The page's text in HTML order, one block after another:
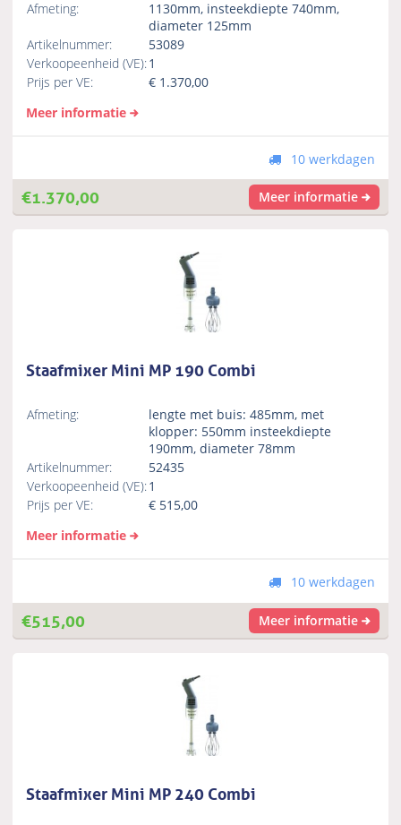
Afmeting:
1130mm, insteekdiepte 740mm,
diameter 125mm
Artikelnummer:
53089
Verkoopeenheid (VE):1
Prijs per VE:
€ 1.370,00
Meer informatie
10 werkdagen
€1.370,00 Meer informatie
Staafmixer Mini MP 190 Combi
Afmeting:
lengte met buis: 485mm, met
klopper: 550mm insteekdiepte
190mm, diameter 78mm
Artikelnummer:
52435
Verkoopeenheid (VE):1
Prijs per VE:
€ 515,00
Meer informatie
10 werkdagen
€515,00 Meer informatie
Staafmixer Mini MP 240 Combi